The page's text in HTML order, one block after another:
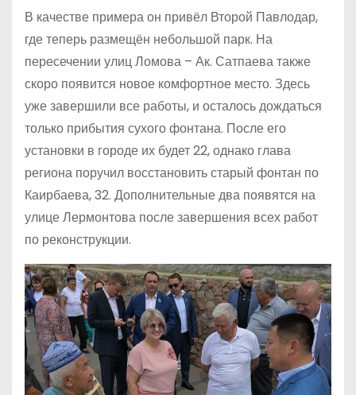
В качестве примера он привёл Второй Павлодар,
где теперь размещён небольшой парк. На
пересечении улиц Ломова – Ак. Сатпаева также
скоро появится новое комфортное место. Здесь
уже завершили все работы, и осталось дождаться
только прибытия сухого фонтана. После его
установки в городе их будет 22, однако глава
региона поручил восстановить старый фонтан по
Каирбаева, 32. Дополнительные два появятся на
улице Лермонтова после завершения всех работ
по реконструкции.